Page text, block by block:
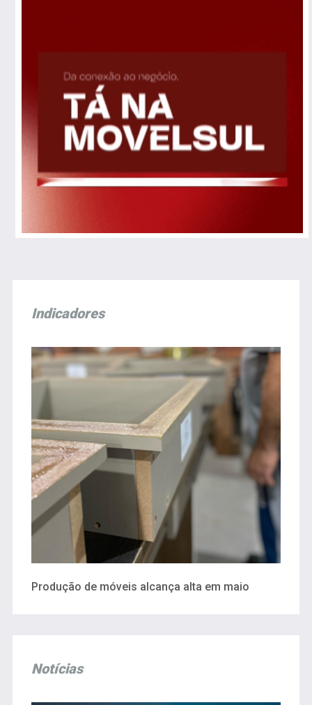
Indicadores
Produção de móveis alcança alta em maio
Notícias